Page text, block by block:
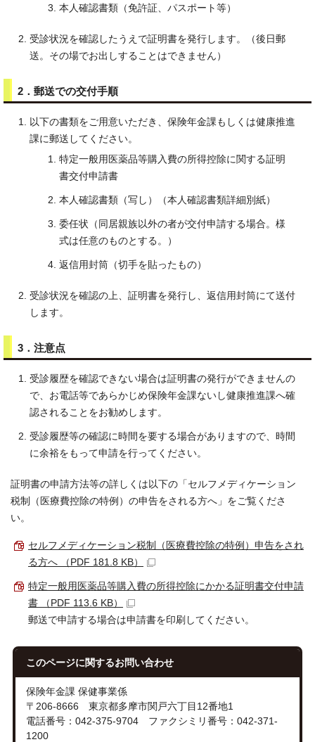
本人確認書類（免許証、パスポート等）
受診状況を確認したうえで証明書を発行します。（後日郵
送。その場でお出しすることはできません）
2．郵送での交付手順
以下の書類をご用意いただき、保険年金課もしくは健康推進
課に郵送してください。
特定一般用医薬品等購入費の所得控除に関する証明
書交付申請書
本人確認書類（写し）（本人確認書類詳細別紙）
委任状（同居親族以外の者が交付申請する場合。様
式は任意のものとする。）
返信用封筒（切手を貼ったもの）
受診状況を確認の上、証明書を発行し、返信用封筒にて送付
します。
3．注意点
受診履歴を確認できない場合は証明書の発行ができませんの
で、お電話等であらかじめ保険年金課ないし健康推進課へ確
認されることをお勧めします。
受診履歴等の確認に時間を要する場合がありますので、時間
に余裕をもって申請を行ってください。
証明書の申請方法等の詳しくは以下の「セルフメディケーション
税制（医療費控除の特例）の申告をされる方へ」をご覧くださ
い。
セルフメディケーション税制（医療費控除の特例）申告をされ
る方へ （PDF 181.8 KB）
特定一般用医薬品等購入費の所得控除にかかる証明書交付申請
書 （PDF 113.6 KB）
郵送で申請する場合は申請書を印刷してください。
このページに関するお問い合わせ
保険年金課 保健事業係
〒206-8666 東京都多摩市関戸六丁目12番地1
電話番号：042-375-9704 ファクシミリ番号：042-371-
1200